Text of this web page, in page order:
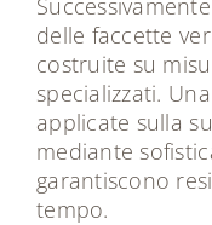
delle faccette
costruite su
specializzati.
applicate sulla
mediante
garantiscono
tempo.